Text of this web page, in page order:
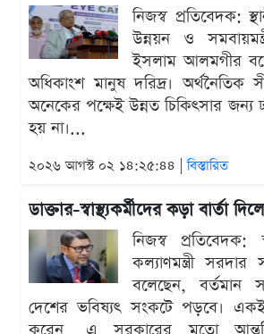
নিজস্ব প্রতিবেদক:
উন্নয়ন ও
ইসলাম আলমগীর
অধিকাংশ মানুষ দরিদ্র। অর্থনৈতিক
অনেকের পক্ষেই উন্নত চিকিৎসার জন্য
হয় না।...
২০২৬ আগস্ট ০২ ১৪:২৫:৪৪ |বিস্তারিত
ডাক্তার-স্বাস্থ্যকর্মীদের কড়া বার্তা দিলেন
নিজস্ব প্রতিবেদক:
কল্যাণমন্ত্রী
বলেছেন, বর্তমান
দেশের ভবিষ্যৎ সংকটে পড়বে। একই